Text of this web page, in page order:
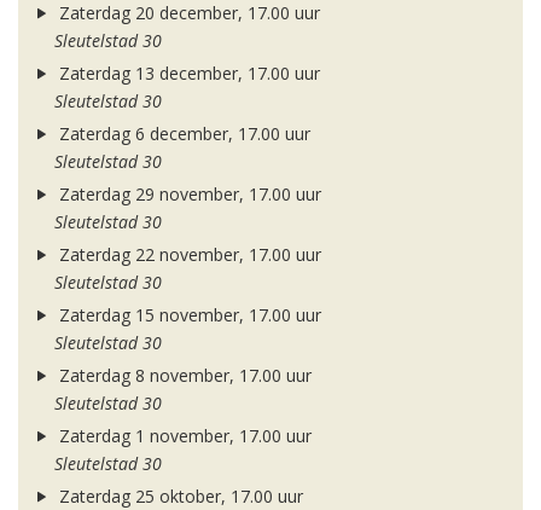
Zaterdag 20 december, 17.00 uur
Sleutelstad 30
Zaterdag 13 december, 17.00 uur
Sleutelstad 30
Zaterdag 6 december, 17.00 uur
Sleutelstad 30
Zaterdag 29 november, 17.00 uur
Sleutelstad 30
Zaterdag 22 november, 17.00 uur
Sleutelstad 30
Zaterdag 15 november, 17.00 uur
Sleutelstad 30
Zaterdag 8 november, 17.00 uur
Sleutelstad 30
Zaterdag 1 november, 17.00 uur
Sleutelstad 30
Zaterdag 25 oktober, 17.00 uur